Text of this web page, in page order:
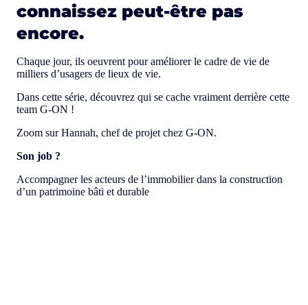
connaissez peut-être pas
encore.
Chaque jour, ils oeuvrent pour améliorer le cadre de vie de
milliers d’usagers de lieux de vie.
Dans cette série, découvrez qui se cache vraiment derrière cette
team G-ON !
Zoom sur Hannah, chef de projet chez G-ON.
Son job ?
Accompagner les acteurs de l’immobilier dans la construction
d’un patrimoine bâti et durable